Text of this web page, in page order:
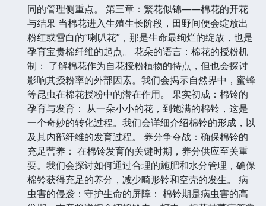
同的管理侧重点。 第三章：繁花似锦——棉花的开花
与结果 当棉花进入生殖生长阶段，田野间便会绽放出
粉红或雪白的“喇叭花”，那是生命最绚烂的绽放，也是
孕育宝贵棉纤维的起点。 花朵的语言：棉花的授粉机
制： 了解棉花作为自花授粉植物的特点，但也会探讨
影响其授粉率的外部因素。我们会揭示自然界中，蜜蜂
等昆虫在棉花授粉中的潜在作用。 果实初成：棉铃的
孕育与发育： 从一朵小小的花，到饱满的棉铃，这是
一个奇妙的转化过程。我们会详细介绍棉铃的形成，以
及其内部纤维的发育过程。 养分争夺战：确保棉铃的
充足营养： 在棉铃发育的关键时期，养分供应至关重
要。我们会探讨如何通过合理的施肥和水分管理，确保
棉铃获得充足的养分，减少畸形铃和空壳的发生。 病
虫害的侵袭：守护生命的屏障： 棉铃期是病虫害的高